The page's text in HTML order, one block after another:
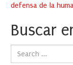
defensa de la
Buscar